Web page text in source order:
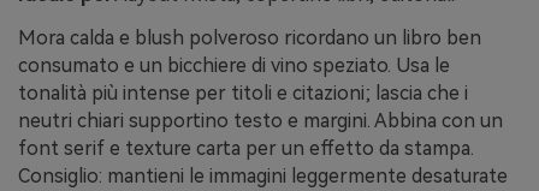
Mora calda e blush polveroso ricordano un libro ben
consumato e un bicchiere di vino speziato. Usa le
tonalità più intense per titoli e citazioni; lascia che i
neutri chiari supportino testo e margini. Abbina con un
font serif e texture carta per un effetto da stampa.
Consiglio: mantieni le immagini leggermente desaturate